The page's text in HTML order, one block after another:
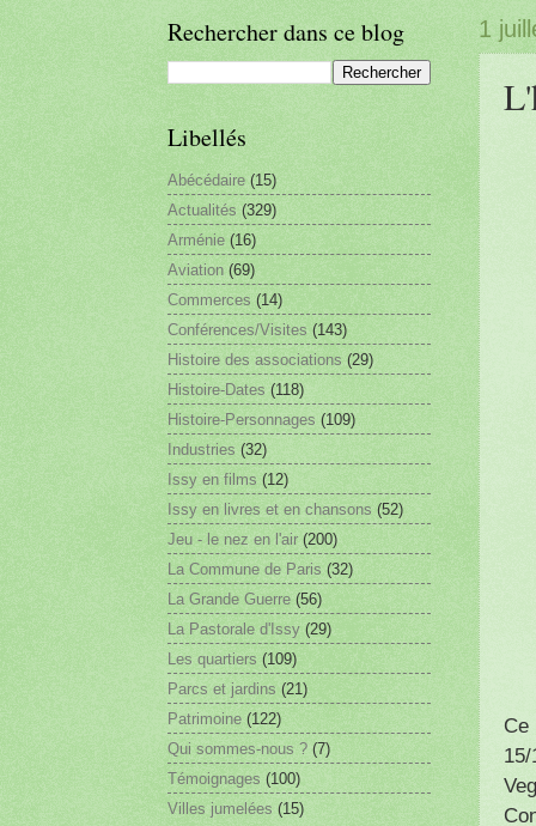
1
Ce
Rechercher dans ce blog
Libellés
Abécédaire (15)
Actualités (329)
Arménie (16)
Aviation (69)
Commerces (14)
Conférences/Visites (143)
Histoire des associations (29)
Histoire-Dates (118)
Histoire-Personnages (109)
Industries (32)
Issy en films (12)
Issy en livres et en chansons (52)
Jeu - le nez en l'air (200)
La Commune de Paris (32)
La Grande Guerre (56)
La Pastorale d'Issy (29)
Les quartiers (109)
Parcs et jardins (21)
Patrimoine (122)
Qui sommes-nous ? (7)
Témoignages (100)
Villes jumelées (15)